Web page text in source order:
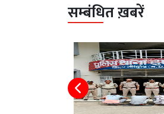
सम्बंधित ख़बरें